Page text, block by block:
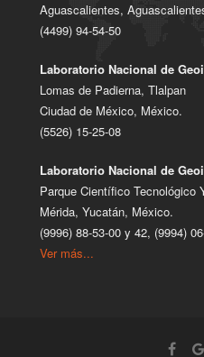
Aguascalientes,
(4499) 94-54-50
Laboratorio Nacional de
Lomas de Padierna, Tlalpan
Ciudad de México, México.
(5526) 15-25-08
Laboratorio Nacional de
Parque Científico Tecnológico
Mérida, Yucatán, México.
(9996) 88-53-00 y 42, (9994)
Ver más...